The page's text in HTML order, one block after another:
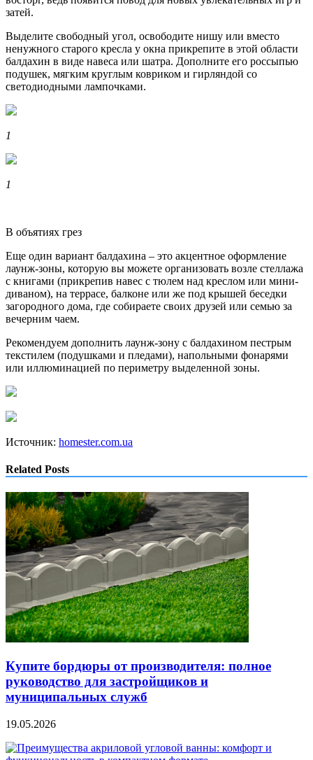
затей.
Выделите свободный угол, освободите нишу или вместо
ненужного старого кресла у окна прикрепите в этой области
балдахин в виде навеса или шатра. Дополните его россыпью
подушек, мягким круглым ковриком и гирляндой со
светодиодными лампочками.
1
1
В объятиях грез
Еще один вариант балдахина – это акцентное оформление
лаунж-зоны, которую вы можете организовать возле стеллажа
с книгами (прикрепив навес с тюлем над креслом или мини-
диваном), на террасе, балконе или же под крышей беседки
загородного дома, где собираете своих друзей или семью за
вечерним чаем.
Рекомендуем дополнить лаунж-зону с балдахином пестрым
текстилем (подушками и пледами), напольными фонарями
или иллюминацией по периметру выделенной зоны.
Источник: homester.com.ua
Related Posts
Купите бордюры от производителя: полное
руководство для застройщиков и
муниципальных служб
19.05.2026